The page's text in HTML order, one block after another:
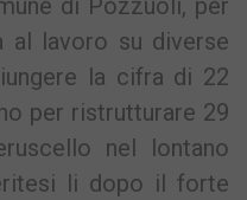
di Pozzuoli, per
al lavoro su diverse
la cifra di 22
per ristrutturare 29
nel lontano
li dopo il forte